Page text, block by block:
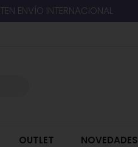
ENVÍO INTERNACIONAL
OUTLET NOVEDADES